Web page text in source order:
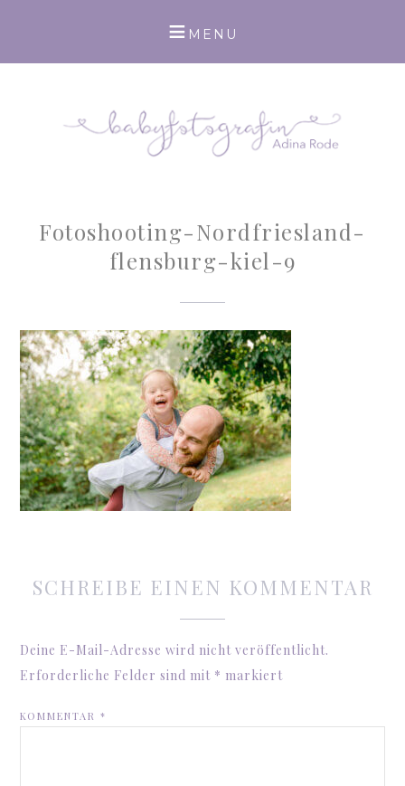
Fotoshooting-Nordfriesland-
flensburg-kiel-9
SCHREIBE EINEN KOMMENTAR
Deine E-Mail-Adresse wird nicht veröffentlicht.
Erforderliche Felder sind mit * markiert
KOMMENTAR*